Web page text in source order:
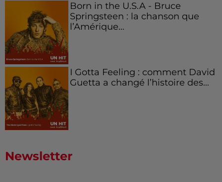
Born in the U.S.A - Bruce
Springsteen : la chanson que
l’Amérique...
I Gotta Feeling : comment David
Guetta a changé l’histoire des...
Newsletter